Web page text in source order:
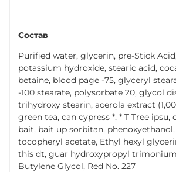
Состав
Purified water, glycerin, pre-Stick
potassium hydroxide, stearic acid,
betaine, blood page -75, glyceryl
-100 stearate, polysorbate 20, glycol
trihydroxy stearin, acerola extract
green tea, can cypress *, * T Tree
bait, bait up sorbitan,
tocopheryl acetate, Ethyl hexyl
this dt, guar hydroxypropyl
Butylene Glycol, Red No. 227